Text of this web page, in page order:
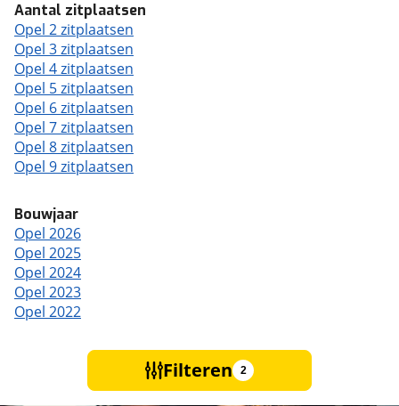
Aantal zitplaatsen
Opel 2 zitplaatsen
Opel 3 zitplaatsen
Opel 4 zitplaatsen
Opel 5 zitplaatsen
Opel 6 zitplaatsen
Opel 7 zitplaatsen
Opel 8 zitplaatsen
Opel 9 zitplaatsen
Bouwjaar
Opel 2026
Opel 2025
Opel 2024
Opel 2023
Opel 2022
Filteren 2